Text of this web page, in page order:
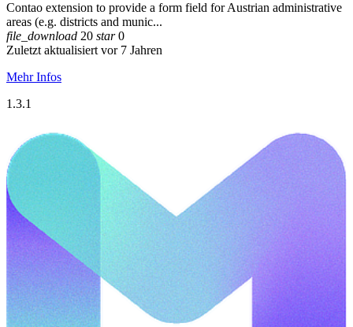
Contao extension to provide a form field for Austrian administrative
areas (e.g. districts and munic...
file_download 20 star0
Zuletzt aktualisiert vor 7 Jahren
Mehr Infos
1.3.1